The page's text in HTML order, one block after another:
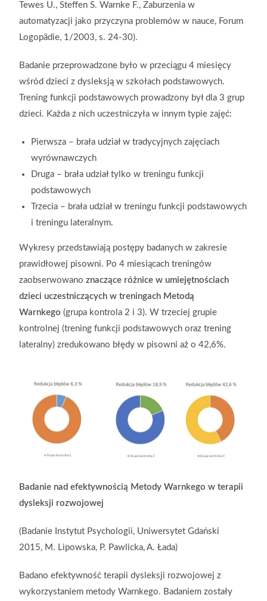
Tewes U., Steffen S. Warnke F., Zaburzenia w
automatyzacji jako przyczyna problemów w nauce, Forum
Logopädie, 1/2003, s. 24-30).
Badanie przeprowadzone było w przeciągu 4 miesięcy
wśród dzieci z dysleksją w szkołach podstawowych.
Trening funkcji podstawowych prowadzony był dla 3 grup
dzieci. Każda z nich uczestniczyła w innym typie zajęć:
Pierwsza – brała udział w tradycyjnych zajęciach
wyrównawczych
Druga – brała udział tylko w treningu funkcji
podstawowych
Trzecia – brała udział w treningu funkcji podstawowych
i treningu lateralnym.
Wykresy przedstawiają postępy badanych w zakresie
prawidłowej pisowni. Po 4 miesiącach treningów
zaobserwowano znaczące różnice w umiejętnościach
dzieci uczestniczących w treningach Metodą
Warnkego (grupa kontrola 2 i 3). W trzeciej grupie
kontrolnej (trening funkcji podstawowych oraz trening
lateralny) zredukowano błędy w pisowni aż o 42,6%.
Badanie nad efektywnością Metody Warnkego w terapii
dysleksji rozwojowej
(Badanie Instytut Psychologii, Uniwersytet Gdański
2015, M. Lipowska, P. Pawlicka, A. Łada)
Badano efektywność terapii dysleksji rozwojowej z
wykorzystaniem metody Warnkego. Badaniem zostały